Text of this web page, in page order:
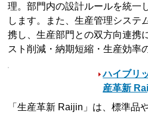
理。部門内の設計ルールを統一
します。また、生産管理システ
携し、生産部門との双方向連携
スト削減・納期短縮・生産効率
ハイブリ
産革新
「生産革新 Raijin」は、標準品